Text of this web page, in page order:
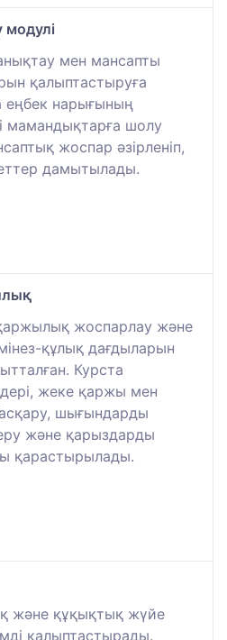
модулі
мен мансапты
қалыптастыруға
еңбек нарығының
мамандықтарға шолу
жоспар әзірленіп,
дамытылады.
жоспарлау және
құлық дағдыларын
Курста
жеке қаржы мен
шығындарды
және қарыздарды
қарастырылады.
және құқықтық жүйе
қалыптастырады.